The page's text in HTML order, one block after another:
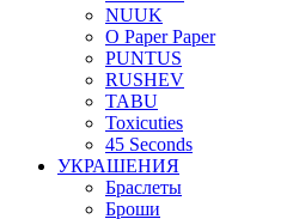
NUUK
O Paper Paper
PUNTUS
RUSHEV
TABU
Toxicuties
45 Seconds
УКРАШЕНИЯ
Браслеты
Броши